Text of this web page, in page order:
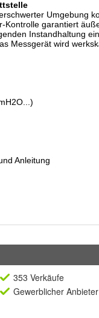
353 Verkäufe
Gewerblicher Anbieter